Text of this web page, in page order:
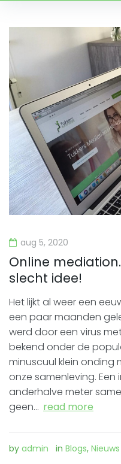
Tag:
aug 5, 2020
Online
slecht idee!
Het lijkt al weer een
een paar maanden
werd door een virus
bekend onder de
minuscuul klein
onze samenleving. Een
anderhalve meter
geen… read more
by admin in Blogs, Nieuws